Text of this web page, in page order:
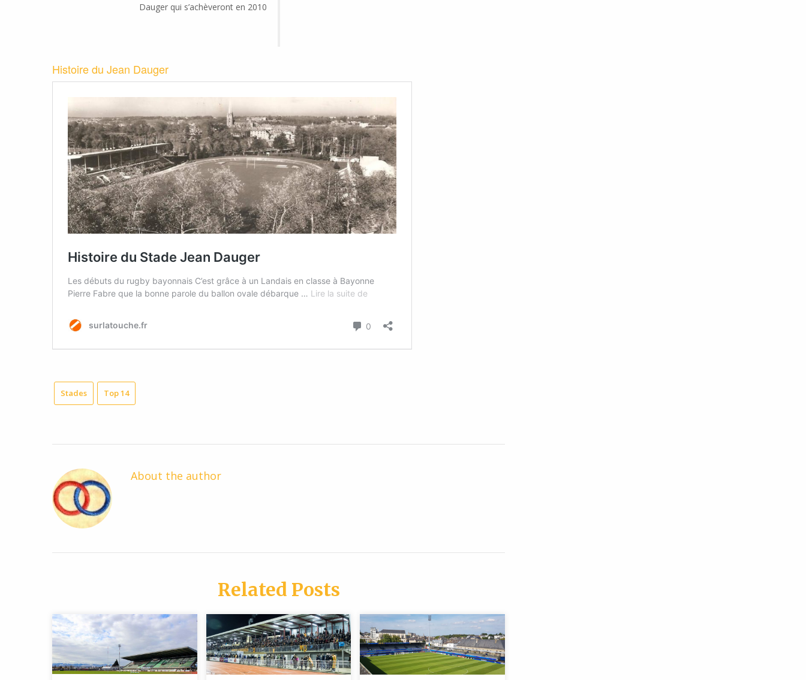
Dauger qui s’achèveront en 2010
Histoire du Jean Dauger
Stades Top 14
About the author
Related Posts